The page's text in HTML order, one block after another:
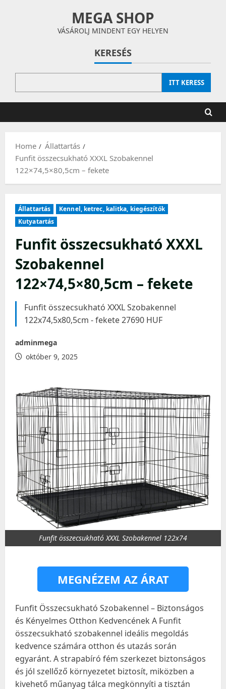
MEGA SHOP
VÁSÁROLJ MINDENT EGY HELYEN
KERESÉS
ITT KERESS
Home
Állattartás
Funfit összecsukható XXXL Szobakennel
122×74,5×80,5cm – fekete
Állattartás
Kennel, ketrec, kalitka, kiegészítők
Kutyatartás
Funfit összecsukható XXXL
Szobakennel
122×74,5×80,5cm – fekete
Funfit összecsukható XXXL Szobakennel
122x74,5x80,5cm - fekete 27690 HUF
adminmega
október 9, 2025
Funfit összecsukható XXXL Szobakennel 122x74
MEGNÉZEM AZ ÁRAT
Funfit Összecsukható Szobakennel – Biztonságos
és Kényelmes Otthon Kedvencének A Funfit
összecsukható szobakennel ideális megoldás
kedvence számára otthon és utazás során
egyaránt. A strapabíró fém szerkezet biztonságos
és jól szellőző környezetet biztosít, miközben a
kivehető műanyag tálca megkönnyíti a tisztán